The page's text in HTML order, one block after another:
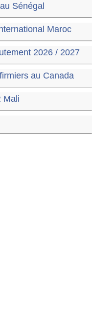
Sénégal
Maroc
2026 / 2027
au Canada
Mali